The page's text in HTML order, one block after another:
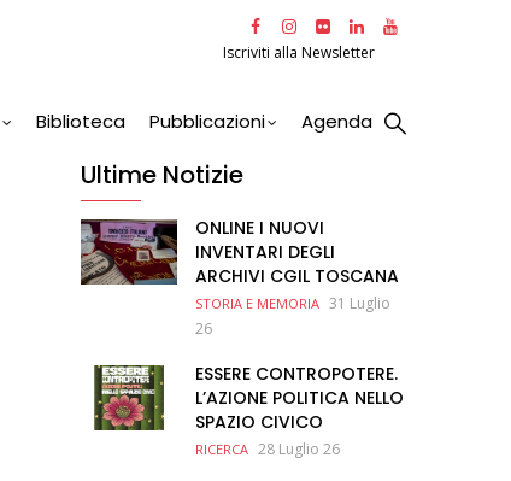
Iscriviti alla Newsletter
Biblioteca Pubblicazioni Agenda
Ultime Notizie
ONLINE I NUOVI
INVENTARI DEGLI
ARCHIVI CGIL TOSCANA
STORIA E MEMORIA 31 Luglio
26
ESSERE CONTROPOTERE.
L’AZIONE POLITICA NELLO
SPAZIO CIVICO
RICERCA 28 Luglio 26